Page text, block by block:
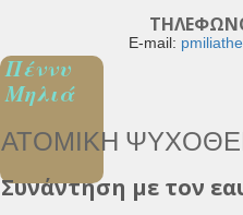
E-mail:
Πέννυ
Μηλιά
ΑΤΟΜΙΚΉ
Συνάντηση με τον